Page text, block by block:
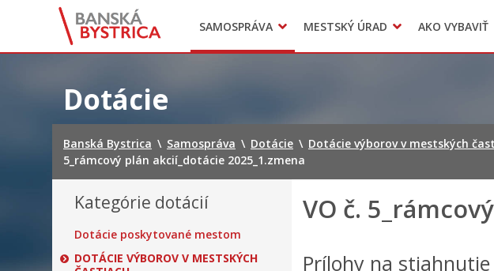
SAMOSPRÁVA MESTSKÝ ÚRAD
Oznamy
AKO VYBAVIŤ
Mladí BB
Head of Municipal office
Dotácie
Banská Bystrica \ Samospráva \ Dotácie \ Dotácie výborov v mestských
5_rámcový plán akcií_dotácie 2025_1.zmena
Kategórie dotácií
Dotácie poskytované mestom
DOTÁCIE VÝBOROV V MESTSKÝCH
VO č.
Prílohy na stiahnutie